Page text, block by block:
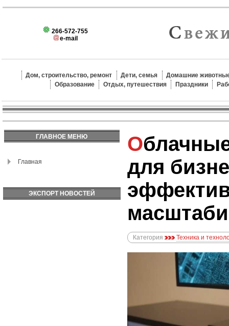
266-572-755
e-mail
Дом, строительство, ремонт Дети, семья
Домашние
Образование
Отдых, путешествия Праздники
ГЛАВНОЕ МЕНЮ
Главная
ЭКСПОРТ НОВОСТЕЙ
Облачные решения
для
Категория Техника и